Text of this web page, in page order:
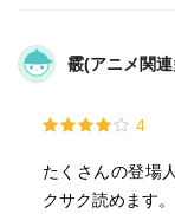
霰(アニメ関
4
たくさんの登場
クサク読めます。